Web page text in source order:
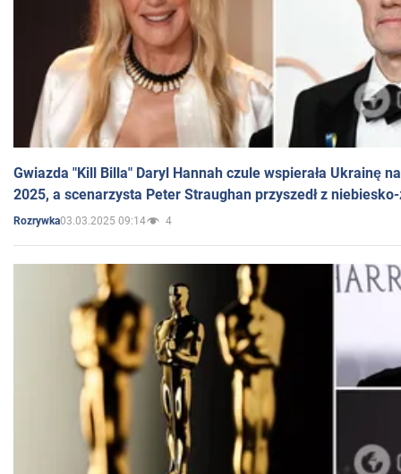
Gwiazda "Kill Billa" Daryl Hannah czule wspierała Ukrainę
2025, a scenarzysta Peter Straughan przyszedł z
Rozrywka03.03.2025 09:14 4